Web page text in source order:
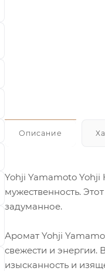
Описание
Yohji Yamamoto Yohji
мужественность.
задуманное.
Аромат Yohji
свежести и энергии.
изысканность и